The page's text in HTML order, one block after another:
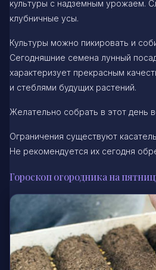
культуры с надземным урожаем.
клубничные усы.
Культуры можно пикировать и
Сегодняшние семена лунный
характеризует прекрасным
и стеблями будущих растений.
Желательно собрать в этот день
Ограничения существуют
Не рекомендуется их сегодня
Гороскоп огородника на